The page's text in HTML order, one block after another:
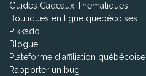
Guides Cadeaux Thématiques
Boutiques en ligne québécoises
Pikkado
Blogue
Plateforme d'affiliation québécoise
Rapporter un bug